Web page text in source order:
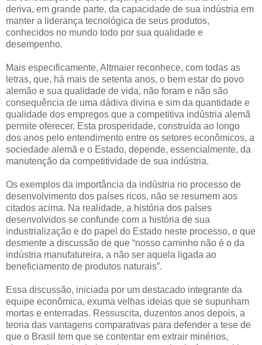
deriva, em grande parte, da capacidade de sua indústria em
manter a liderança tecnológica de seus produtos,
conhecidos no mundo todo por sua qualidade e
desempenho.
Mais especificamente, Altmaier reconhece, com todas as
letras, que, há mais de setenta anos, o bem estar do povo
alemão e sua qualidade de vida, não foram e não são
consequência de uma dádiva divina e sim da quantidade e
qualidade dos empregos que a competitiva indústria alemã
permite oferecer. Esta prosperidade, construída ao longo
dos anos pelo entendimento entre os setores econômicos, a
sociedade alemã e o Estado, depende, essencialmente, da
manutenção da competitividade de sua indústria.
Os exemplos da importância da indústria no processo de
desenvolvimento dos países ricos, não se resumem aos
citados acima. Na realidade, a história dos países
desenvolvidos se confunde com a história de sua
industrialização e do papel do Estado neste processo, o que
desmente a discussão de que “nosso caminho não é o da
indústria manufatureira, a não ser aquela ligada ao
beneficiamento de produtos naturais”.
Essa discussão, iniciada por um destacado integrante da
equipe econômica, exuma velhas ideias que se supunham
mortas e enterradas. Ressuscita, duzentos anos depois, a
teoria das vantagens comparativas para defender a tese de
que o Brasil tem que se contentar em extrair minérios,